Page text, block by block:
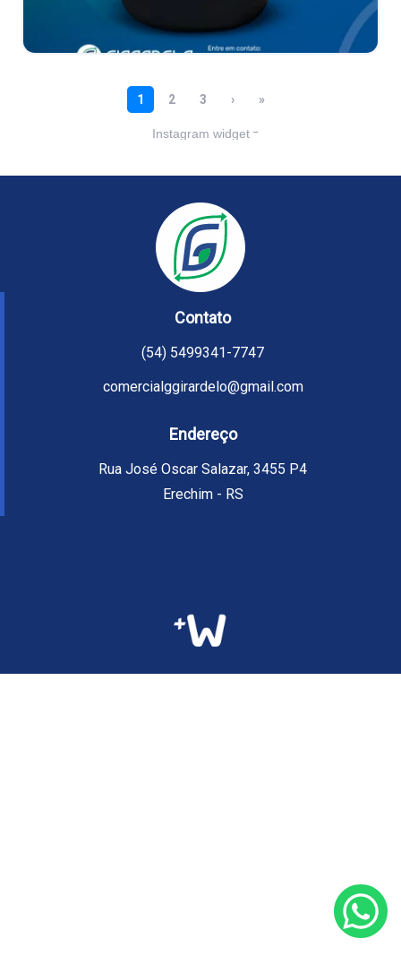
Instagram widget →
Contato
(54) 5499341-7747
comercialggirardelo@gmail.com
Endereço
Rua José Oscar Salazar, 3455 P4
Erechim - RS